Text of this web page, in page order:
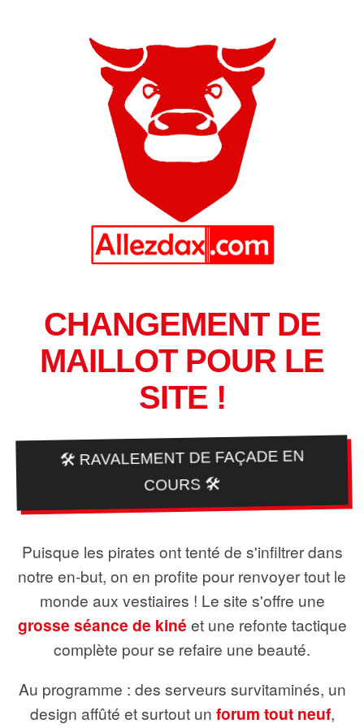
CHANGEMENT DE
MAILLOT POUR LE
SITE !
🛠️ RAVALEMENT DE FAÇADE EN
COURS 🛠️
Puisque les pirates ont tenté de s'infiltrer dans
notre en-but, on en profite pour renvoyer tout le
monde aux vestiaires ! Le site s'offre une
grosse séance de kiné et une refonte tactique
complète pour se refaire une beauté.
Au programme : des serveurs survitaminés, un
design affûté et surtout un forum tout neuf,